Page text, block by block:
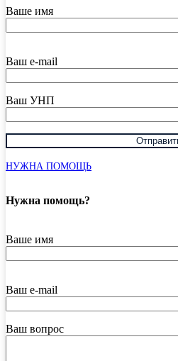
Ваше имя
Ваш e-mail
Ваш УНП
НУЖНА ПОМОЩЬ
Нужна помощь?
Ваше имя
Ваш e-mail
Ваш вопрос